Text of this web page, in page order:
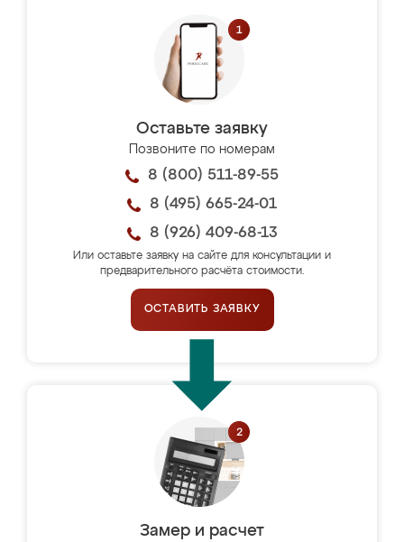
Оставьте заявку
Позвоните по номерам
8 (800) 511-89-55
8 (495) 665-24-01
8 (926) 409-68-13
Или оставьте заявку на сайте для консультации и
предварительного расчёта стоимости.
ОСТАВИТЬ ЗАЯВКУ
Замер и расчет